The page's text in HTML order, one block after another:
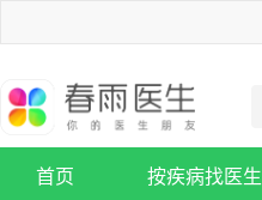
首页 按疾病找医生